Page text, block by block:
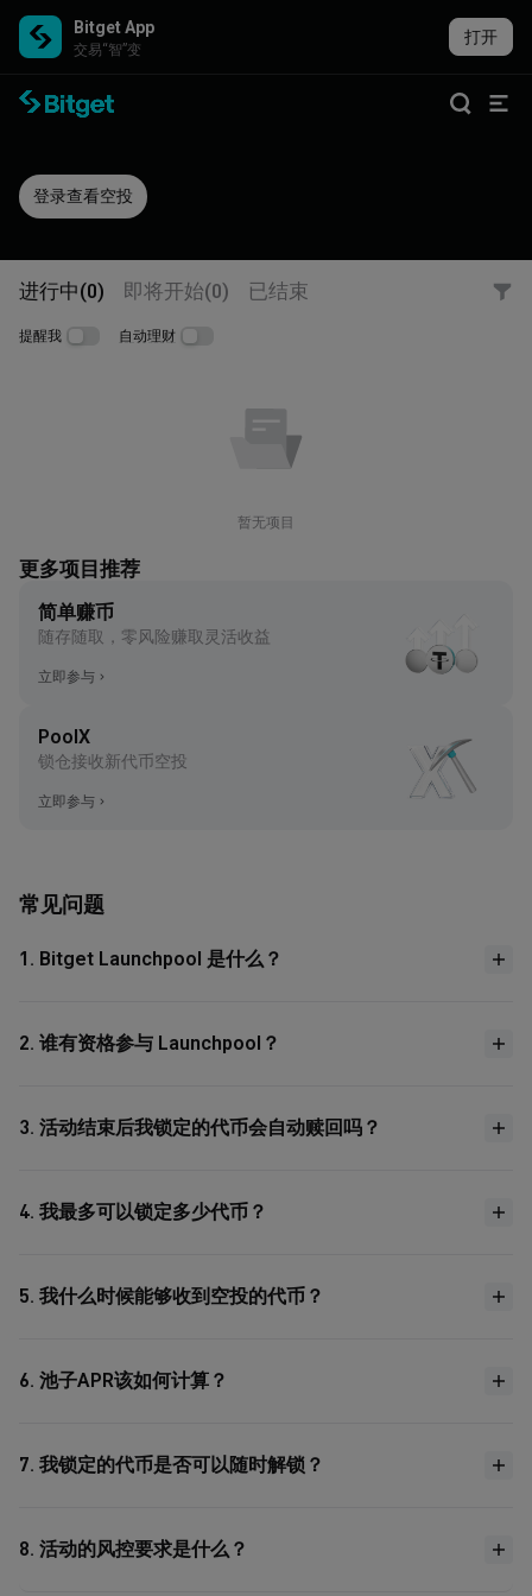
Bitget App
交易“智”变
打开
登录查看空投
进行中(0) 即将开始(0) 已结束
提醒我 自动理财
暂无项目
更多项目推荐
简单赚币
随存随取，零风险赚取灵活收益
立即参与
PoolX
锁仓接收新代币空投
立即参与
常见问题
1. Bitget Launchpool 是什么？
2. 谁有资格参与 Launchpool？
3. 活动结束后我锁定的代币会自动赎回吗？
4. 我最多可以锁定多少代币？
5. 我什么时候能够收到空投的代币？
6. 池子APR该如何计算？
7. 我锁定的代币是否可以随时解锁？
8. 活动的风控要求是什么？